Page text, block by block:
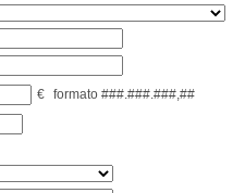
€ formato ###.###.###,##